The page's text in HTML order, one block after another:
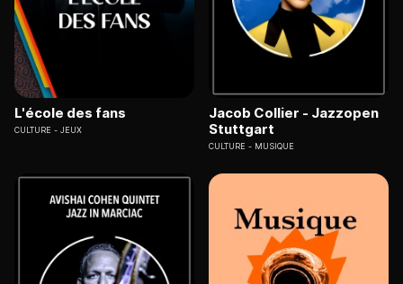
L'école des fans
CULTURE JEUX
Jacob Collier - Jazzopen
Stuttgart
CULTURE MUSIQUE